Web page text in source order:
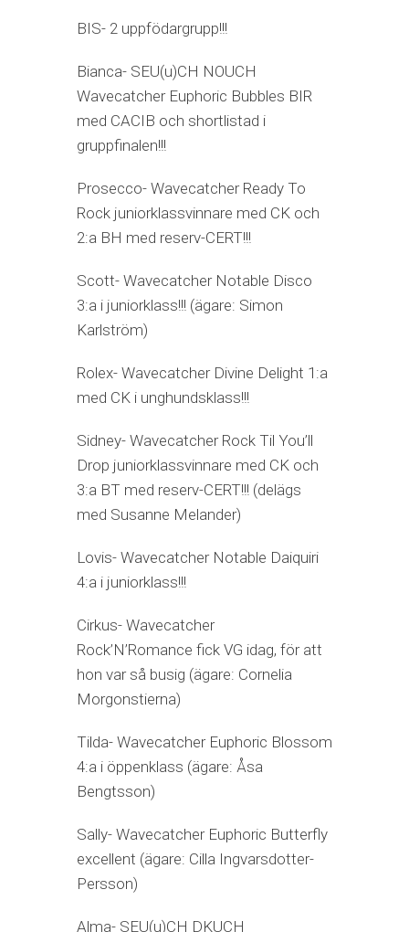
BIS- 2 uppfödargrupp!!!
Bianca- SEU(u)CH NOUCH
Wavecatcher Euphoric Bubbles BIR
med CACIB och shortlistad i
gruppfinalen!!!
Prosecco- Wavecatcher Ready To
Rock juniorklassvinnare med CK och
2:a BH med reserv-CERT!!!
Scott- Wavecatcher Notable Disco
3:a i juniorklass!!! (ägare: Simon
Karlström)
Rolex- Wavecatcher Divine Delight 1:a
med CK i unghundsklass!!!
Sidney- Wavecatcher Rock Til You’ll
Drop juniorklassvinnare med CK och
3:a BT med reserv-CERT!!! (delägs
med Susanne Melander)
Lovis- Wavecatcher Notable Daiquiri
4:a i juniorklass!!!
Cirkus- Wavecatcher
Rock’N’Romance fick VG idag, för att
hon var så busig (ägare: Cornelia
Morgonstierna)
Tilda- Wavecatcher Euphoric Blossom
4:a i öppenklass (ägare: Åsa
Bengtsson)
Sally- Wavecatcher Euphoric Butterfly
excellent (ägare: Cilla Ingvarsdotter-
Persson)
Alma- SEU(u)CH DKUCH